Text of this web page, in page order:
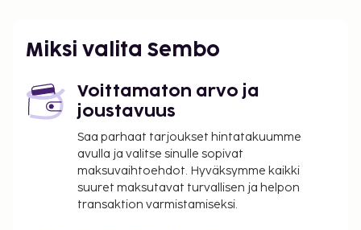
Miksi valita Sembo
Voittamaton arvo ja
joustavuus
Saa parhaat tarjoukset hintatakuumme
avulla ja valitse sinulle sopivat
maksuvaihtoehdot. Hyväksymme kaikki
suuret maksutavat turvallisen ja helpon
transaktion varmistamiseksi.